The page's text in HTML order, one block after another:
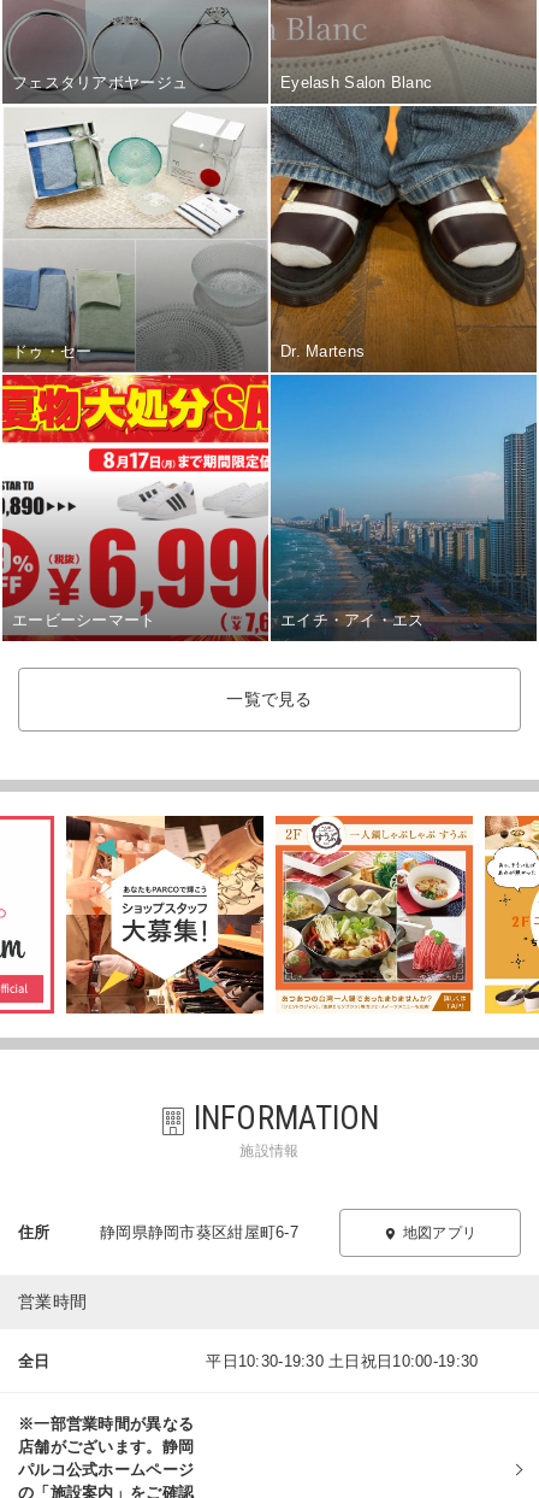
フェスタリアボヤージュ Eyelash Salon Blanc
ドゥ・セー Dr. Martens
エービーシーマート エイチ・アイ・エス
一覧で見る
INFORMATION
施設情報
住所 静岡県静岡市葵区紺屋町6-7 地図アプリ
営業時間
全日 平日10:30-19:30 土日祝日10:00-19:30
※一部営業時間が異なる
店舗がございます。静岡
パルコ公式ホームページ
の「施設案内」をご確認